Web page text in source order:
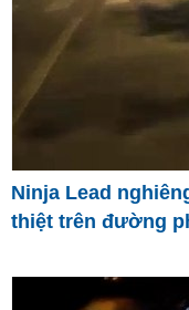
Ninja Lead
thiệt trên đường